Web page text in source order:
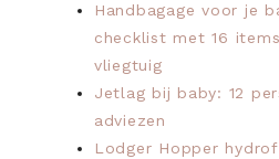
Handbagage voor je
checklist met 16
vliegtuig
Jetlag bij baby: 12
adviezen
Lodger Hopper